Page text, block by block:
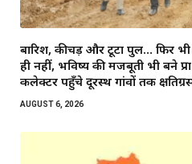
बारिश, कीचड़ और टूटा पुल… फिर
ही नहीं, भविष्य की मजबूती भी बने
कलेक्टर पहुँचे दूरस्थ गांवों तक
AUGUST 6, 2026